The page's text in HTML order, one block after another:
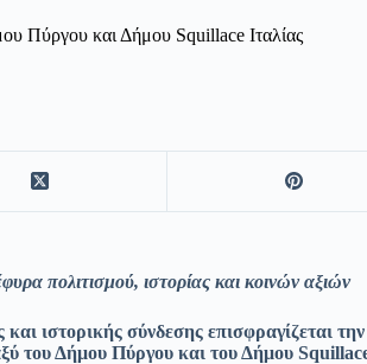
Πύργου και Δήμου Squillace Ιταλίας
πολιτισμού, ιστορίας και κοινών αξιών
ιστορικής σύνδεσης επισφραγίζεται
του Δήμου Πύργου και του Δήμου Squillace